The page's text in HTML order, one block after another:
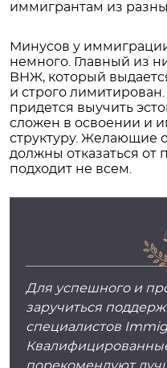
иммигрантам из
Минусов у
немного. Главный из
ВНЖ, который
и строго
придется выучить
сложен в освоении и
структуру. Желающие
должны отказаться от
подходит не всем.
Для успешного и
заручиться
специалистов